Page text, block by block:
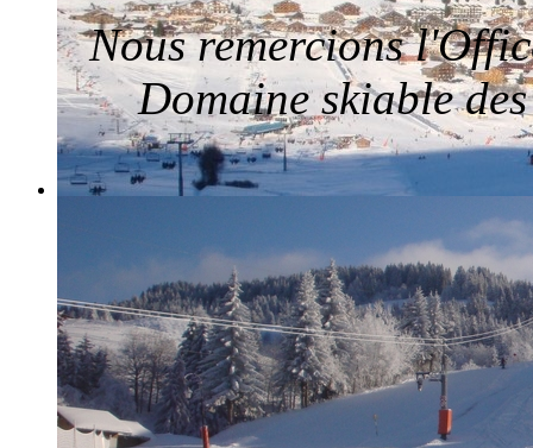
Nous remercions
Domaine skiable